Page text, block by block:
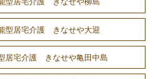
型居宅介護 きなせや大迎
居宅介護 きなせや亀田中島